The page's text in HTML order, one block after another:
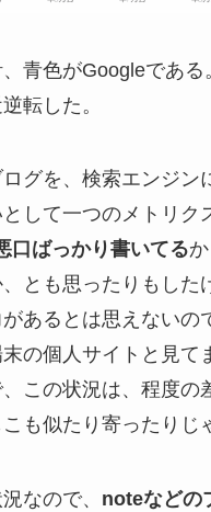
青色がGoogleである
転した。
グを、検索エンジン
して一つのメトリク
口ばっかり書いてる
とも思ったりもした
あるとは思えないの
の個人サイトと見て
この状況は、程度の
も似たり寄ったりじ
なので、 noteなどの